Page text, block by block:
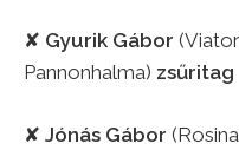
✘ Gyurik Gábor
Pannonhalma) zsűritag
✘ Jónás Gábor